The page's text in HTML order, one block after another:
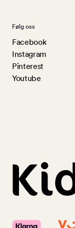
Følg oss
Facebook
Instagram
Pinterest
Youtube